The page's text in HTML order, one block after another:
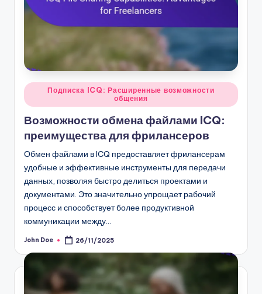
Posted
in
Подписка ICQ: Расширенные возможности
общения
Возможности обмена файлами ICQ:
преимущества для фрилансеров
Обмен файлами в ICQ предоставляет фрилансерам
удобные и эффективные инструменты для передачи
данных, позволяя быстро делиться проектами и
документами. Это значительно упрощает рабочий
процесс и способствует более продуктивной
коммуникации между…
Posted
John Doe 26/11/2025